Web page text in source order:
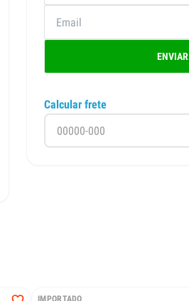
ENVIAR
Calcular frete
IMPORTADO